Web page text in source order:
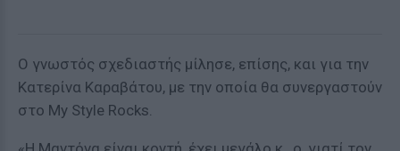
Ο γνωστός σχεδιαστής μίλησε, επίσης, και για την
Κατερίνα Καραβάτου, με την οποία θα συνεργαστούν
στο My Style Rocks.